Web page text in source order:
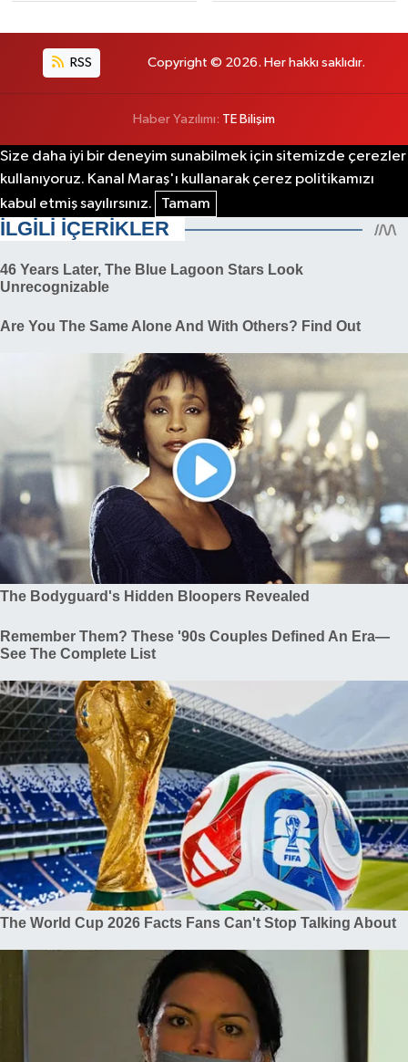
RSS Copyright © 2026. Her hakkı saklıdır.
Haber Yazılımı: TE Bilişim
Size daha iyi bir deneyim sunabilmek için sitemizde çerezler
kullanıyoruz. Kanal Maraş'ı kullanarak çerez politikamızı
kabul etmiş sayılırsınız.
Tamam